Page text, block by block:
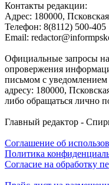
Контакты редакции:
Адреc: 180000,
Телефон: 8(8112) 500-405
Email:
Официальные запросы
опровержения
письмом с
адресу: 180000,
либо обращаться лично
Главный редактор -
Соглашение об
Политика
Согласие на обработку